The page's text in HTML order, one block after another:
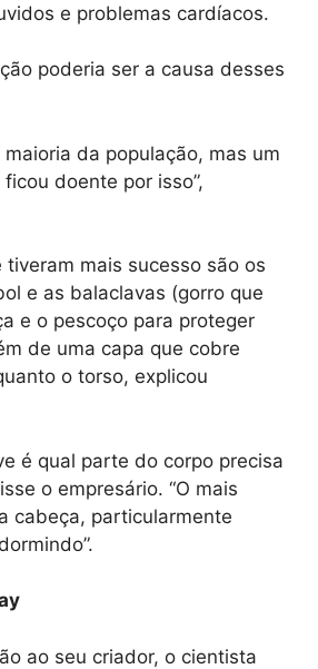
e problemas cardíacos.
poderia ser a causa desses
da população, mas um
doente por isso”,
tiveram mais sucesso são os
e as balaclavas (gorro que
e o pescoço para proteger
de uma capa que cobre
o torso, explicou
é qual parte do corpo precisa
o empresário. “O mais
cabeça, particularmente
ao seu criador, o cientista